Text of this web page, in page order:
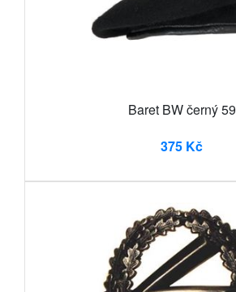
Baret BW černý 59
375 Kč